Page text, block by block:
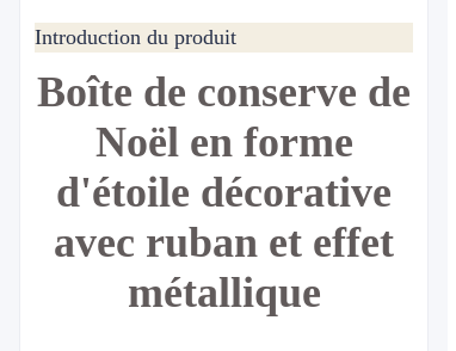
Introduction du produit
Boîte de conserve de
Noël en forme
d'étoile décorative
avec ruban et effet
métallique